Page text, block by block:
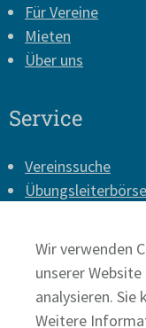
Für Vereine
Mieten
Über uns
Service
Vereinssuche
Übungsleiterbörse
Presse
Datenschutz
Wir verwenden
unserer
analysieren. Sie
Weitere